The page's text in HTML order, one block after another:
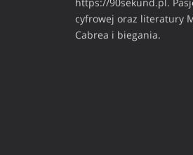
https://90sekund.pl.
cyfrowej oraz literatury
Cabrea i biegania.